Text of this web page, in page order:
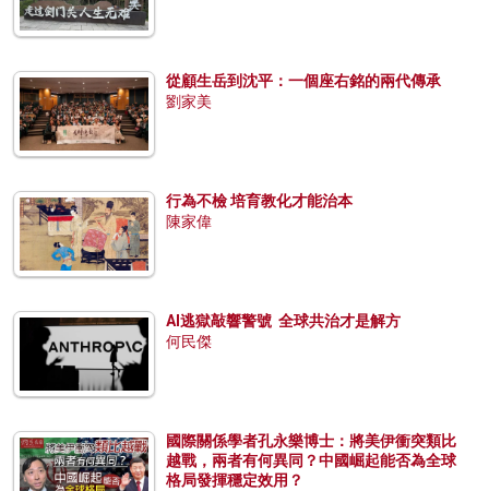
從顧生岳到沈平：一個座右銘的兩代傳承
劉家美
行為不檢 培育教化才能治本
陳家偉
AI逃獄敲響警號 全球共治才是解方
何民傑
國際關係學者孔永樂博士：將美伊衝突類比
越戰，兩者有何異同？中國崛起能否為全球
格局發揮穩定效用？